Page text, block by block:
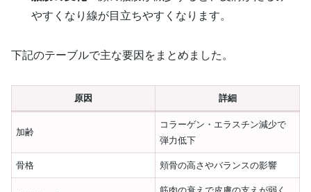
やすくなり線が目立ちやすくなります。
下記のテーブルで主な要因をまとめました。
原因 詳細
加齢
コラーゲン・エラスチン減少で
弾力低下
骨格 頬骨の高さやバランスの影響